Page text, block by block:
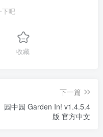
下吧
收藏
下一篇
园中园 Garden In! v1.4.5.4
版 官方中文